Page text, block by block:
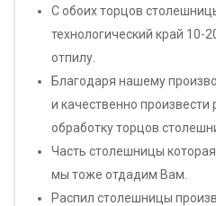
С обоих торцов
технологический край
отпилу.
Благодаря нашему
и качественно
обработку торцов
Часть столешницы
мы тоже отдадим Вам.
Распил столешницы